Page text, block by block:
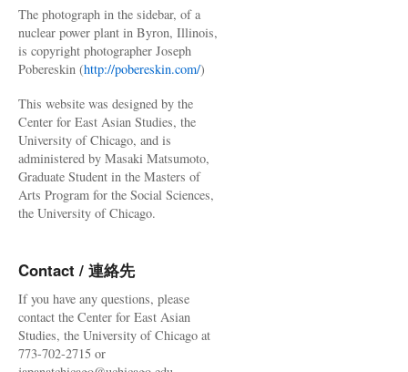
The photograph in the sidebar, of a
nuclear power plant in Byron, Illinois,
is copyright photographer Joseph
Pobereskin (http://pobereskin.com/)
This website was designed by the
Center for East Asian Studies, the
University of Chicago, and is
administered by Masaki Matsumoto,
Graduate Student in the Masters of
Arts Program for the Social Sciences,
the University of Chicago.
Contact / 連絡先
If you have any questions, please
contact the Center for East Asian
Studies, the University of Chicago at
773-702-2715 or